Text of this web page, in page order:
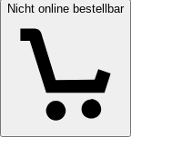
Nicht online bestellbar